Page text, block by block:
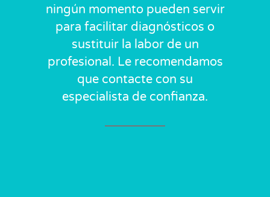
ningún momento pueden servir
para facilitar diagnósticos o
sustituir la labor de un
profesional. Le recomendamos
que contacte con su
especialista de confianza.